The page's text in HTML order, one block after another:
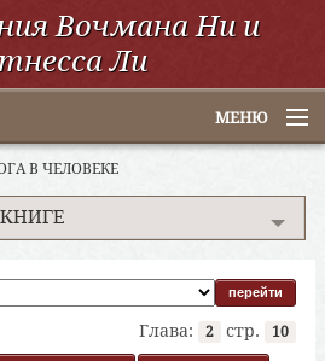
Вочмана Ни и
Ли
МЕНЮ
В ЧЕЛОВЕКЕ
Глава: 2 стр. 10